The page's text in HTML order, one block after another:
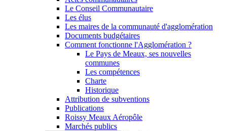
Le Conseil Communautaire
Les élus
Les maires de la communauté d'agglomération
Documents budgétaires
Comment fonctionne l'Agglomération ?
Le Pays de Meaux, ses nouvelles
communes
Les compétences
Charte
Historique
Attribution de subventions
Publications
Roissy Meaux Aéropôle
Marchés publics